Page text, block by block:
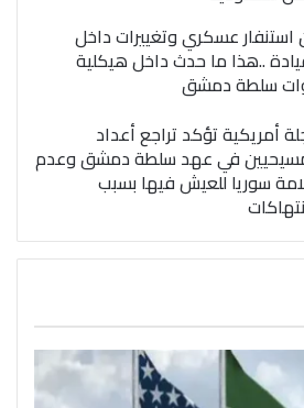
استنفار عسكري وتغييرات داخل
..هذا ما حدث داخل هيكلية
سلطة دمشق
أمريكية تؤكد تراجع أعداد
في عهد سلطة دمشق وعدم
سوريا للعيش فيها بسبب